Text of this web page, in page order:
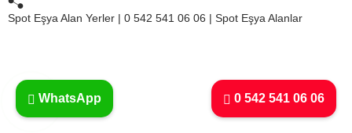
Spot Eşya Alan Yerler | 0 542 541 06 06 | Spot Eşya Alanlar
0 542 541 06 06
WhatsApp